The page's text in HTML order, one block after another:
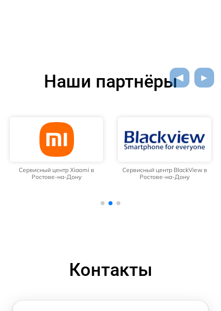
Наши партнёры
Сервисный центр Xiaomi в
Ростове-на-Дону
Сервисный центр BlackView в
Ростове-на-Дону
Контакты